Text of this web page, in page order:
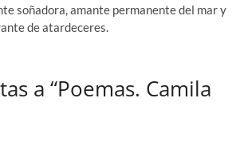
soñadora, amante permanente del mar y
de atardeceres.
a “Poemas. Camila